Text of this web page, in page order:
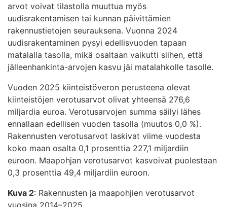
arvot voivat tilastolla muuttua myös
uudisrakentamisen tai kunnan päivittämien
rakennustietojen seurauksena. Vuonna 2024
uudisrakentaminen pysyi edellisvuoden tapaan
matalalla tasolla, mikä osaltaan vaikutti siihen, että
jälleenhankinta-arvojen kasvu jäi matalahkolle tasolle.
Vuoden 2025 kiinteistöveron perusteena olevat
kiinteistöjen verotusarvot olivat yhteensä 276,6
miljardia euroa. Verotusarvojen summa säilyi lähes
ennallaan edellisen vuoden tasolla (muutos 0,0 %).
Rakennusten verotusarvot laskivat viime vuodesta
koko maan osalta 0,1 prosenttia 227,1 miljardiin
euroon. Maapohjan verotusarvot kasvoivat puolestaan
0,3 prosenttia 49,4 miljardiin euroon.
Kuva 2: Rakennusten ja maapohjien verotusarvot
vuosina 2014–2025